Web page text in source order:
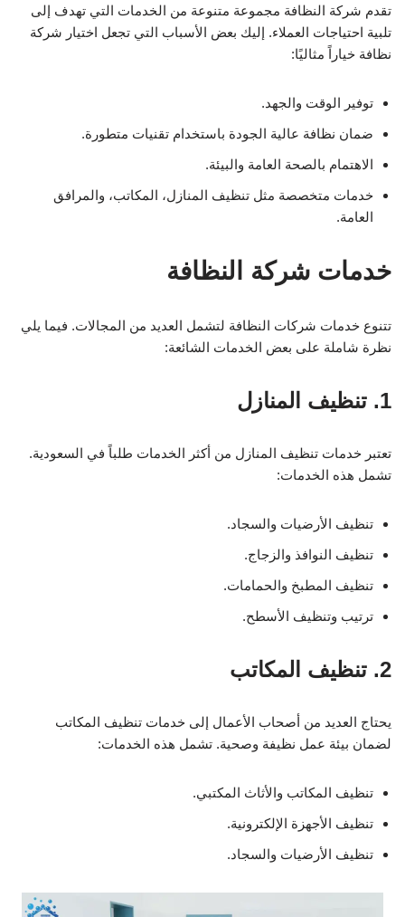
تقدم شركة النظافة مجموعة متنوعة من الخدمات التي تهدف إلى
تلبية احتياجات العملاء. إليك بعض الأسباب التي تجعل اختيار شركة
نظافة خياراً مثاليًا:
توفير الوقت والجهد.
ضمان نظافة عالية الجودة باستخدام تقنيات متطورة.
الاهتمام بالصحة العامة والبيئة.
خدمات متخصصة مثل تنظيف المنازل، المكاتب، والمرافق
العامة.
خدمات شركة النظافة
تتنوع خدمات شركات النظافة لتشمل العديد من المجالات. فيما يلي
نظرة شاملة على بعض الخدمات الشائعة:
1. تنظيف المنازل
تعتبر خدمات تنظيف المنازل من أكثر الخدمات طلباً في السعودية.
تشمل هذه الخدمات:
تنظيف الأرضيات والسجاد.
تنظيف النوافذ والزجاج.
تنظيف المطبخ والحمامات.
ترتيب وتنظيف الأسطح.
2. تنظيف المكاتب
يحتاج العديد من أصحاب الأعمال إلى خدمات تنظيف المكاتب
لضمان بيئة عمل نظيفة وصحية. تشمل هذه الخدمات:
تنظيف المكاتب والأثاث المكتبي.
تنظيف الأجهزة الإلكترونية.
تنظيف الأرضيات والسجاد.